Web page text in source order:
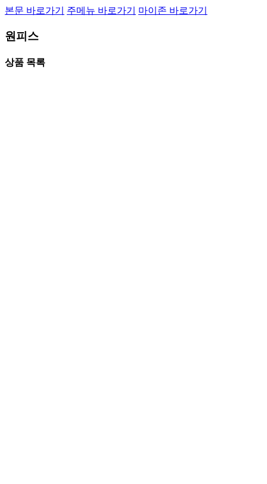
본문 바로가기 주메뉴 바로가기 마이존 바로가기
원피스
상품 목록